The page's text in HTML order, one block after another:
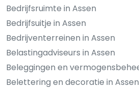
Bedrijfsruimte in Assen
Bedrijfsuitje in Assen
Bedrijventerreinen in Assen
Belastingadviseurs in Assen
Beleggingen en
Belettering en decoratie in Assen